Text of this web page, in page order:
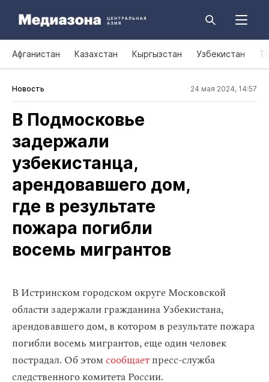
Афганистан Казахстан Кыргызстан Узбекистан
Новость 24 мая 2024, 14:57
В Подмосковье
задержали
узбекистанца,
арендовавшего дом,
где в результате
пожара погибли
восемь мигрантов
В Истринском городском округе Московской
области задержали гражданина Узбекистана,
арендовавшего дом, в котором в результате пожара
погибли восемь мигрантов, еще один человек
пострадал. Об этомсообщаетпресс-служба
следственного комитета России.